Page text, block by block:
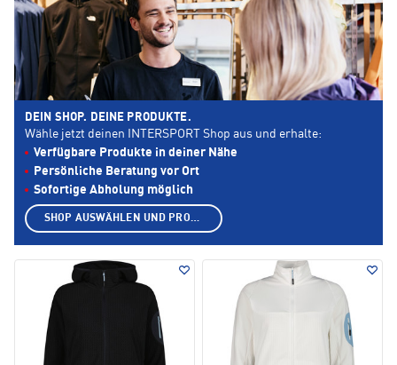
DEIN SHOP. DEINE PRODUKTE.
Wähle jetzt deinen INTERSPORT Shop aus und erhalte:
Verfügbare Produkte in deiner Nähe
Persönliche Beratung vor Ort
Sofortige Abholung möglich
SHOP AUSWÄHLEN UND PRODUKTE ANZEIGEN